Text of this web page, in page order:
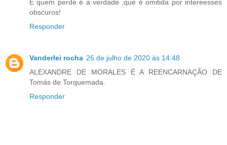
E quem perde é a verdade ,que é omitida por intereesses
obscuros!
Responder
Vanderlei rocha 26 de julho de 2020 às 14:48
ALEXANDRE DE MORALES É A REENCARNAÇÃO DE
Tomás de Torquemada.
Responder